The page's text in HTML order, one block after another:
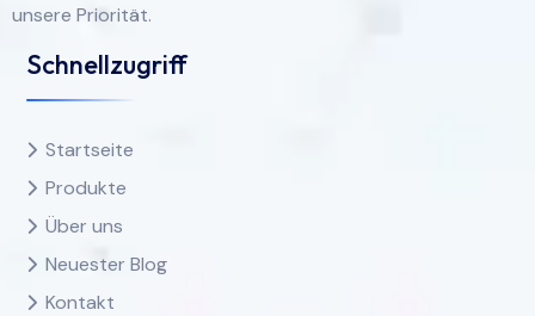
unsere Priorität.
Schnellzugriff
Startseite
Produkte
Über uns
Neuester Blog
Kontakt